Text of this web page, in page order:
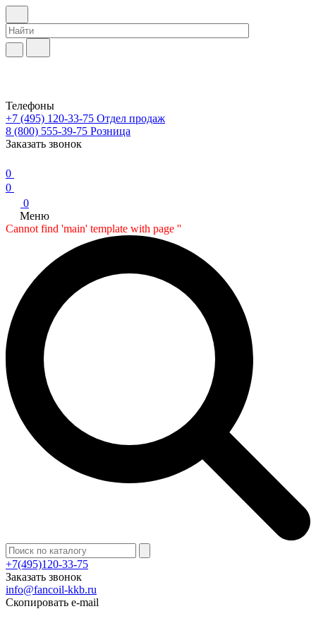
Телефоны
+7 (495) 120-33-75 Отдел продаж
8 (800) 555-39-75 Розница
Заказать звонок
0
0
0
Меню
Cannot find 'main' template with page ''
+7(495)120-33-75
Заказать звонок
info@fancoil-kkb.ru
Скопировать e-mail